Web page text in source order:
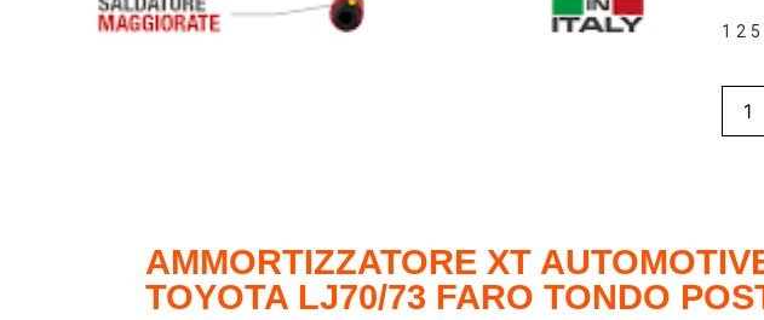
AMMORTIZZATORE XT
TOYOTA LJ70/73 FARO TONDO